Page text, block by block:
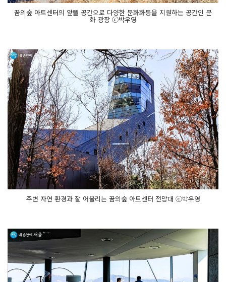
꿈의숲 아트센터의 앞뜰 공간으로 다양한 문화화동을 지원하는 공간인 문
화 광장 ⓒ박우영
주변 자연 환경과 잘 어울리는 꿈의숲 아트센터 전망대 ⓒ박우영